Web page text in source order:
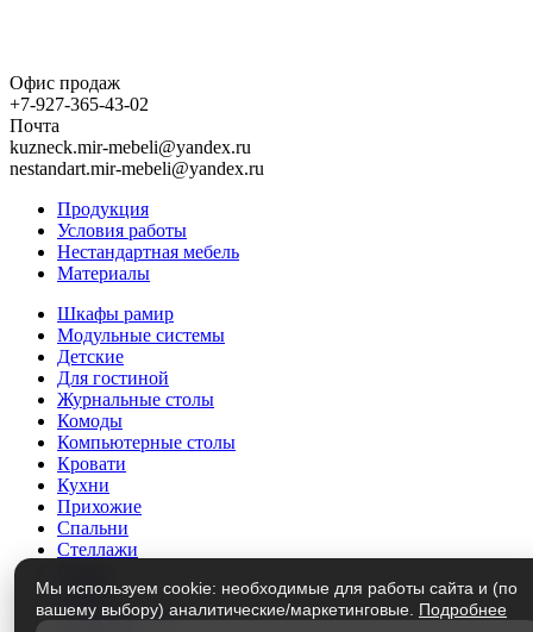
Офис продаж
+7-927-365-43-02
Почта
kuzneck.mir-mebeli@yandex.ru
nestandart.mir-mebeli@yandex.ru
Продукция
Условия работы
Нестандартная мебель
Материалы
Шкафы рамир
Модульные системы
Детские
Для гостиной
Журнальные столы
Комоды
Компьютерные столы
Кровати
Кухни
Прихожие
Спальни
Стеллажи
Трюмо
Тумбы под ТВ
Мы используем cookie: необходимые для работы сайта и (по
вашему выбору) аналитические/маркетинговые. Подробнее